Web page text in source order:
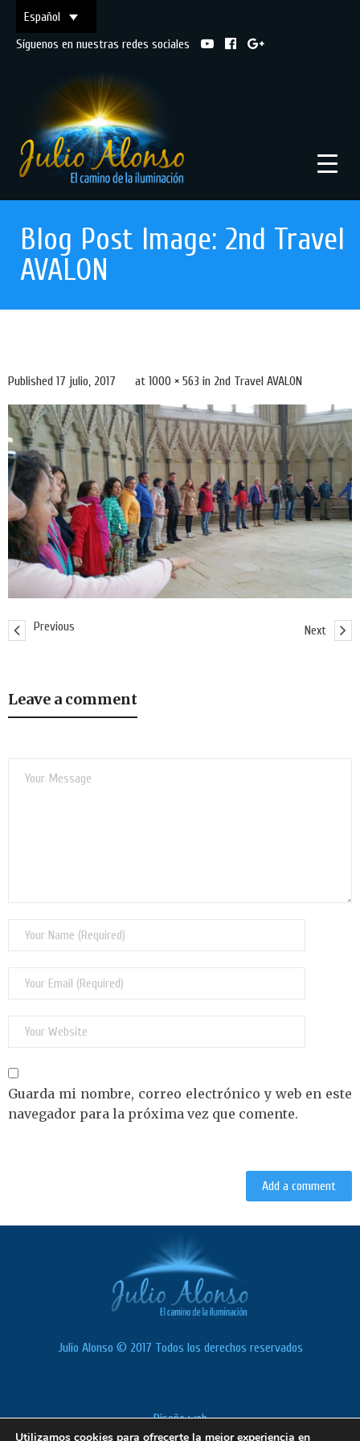
Español
Síguenos en nuestras redes sociales
Blog Post Image: 2nd Travel
AVALON
Published 17 julio, 2017 at 1000 × 563 in 2nd Travel AVALON
Previous Next
Leave a comment
Guarda mi nombre, correo electrónico y web en este
navegador para la próxima vez que comente.
Julio Alonso © 2017 Todos los derechos reservados
Diseño web
Utilizamos cookies para ofrecerte la mejor experiencia en